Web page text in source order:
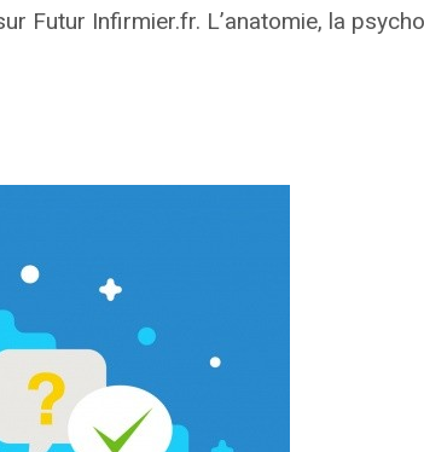
Futur Infirmier.fr. L’anatomie, la